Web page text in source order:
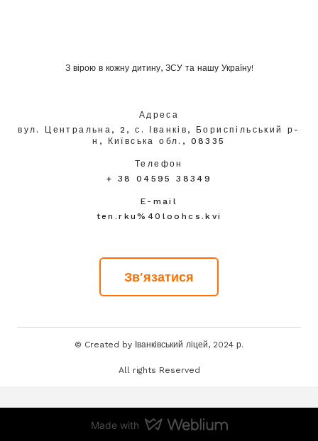
З вірою в кожну дитину, ЗСУ та нашу Україну!
Адреса
вул. Центральна, 2, с. Іванків, Бориспільський р-
н, Київська обл., 08335
Телефон
+ 38 04595 38349
E-mail
ten.rku%40loohcs.kvi
Зв'язатися
© Created by Іванківський ліцей, 2024 р.
All rights Reserved
Made with